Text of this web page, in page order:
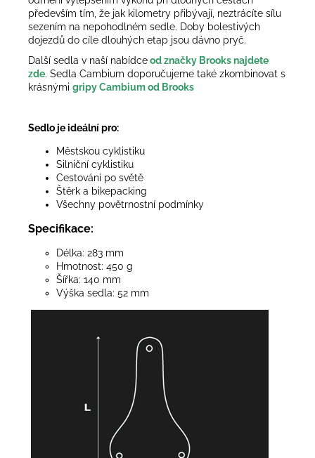
především tím, že jak kilometry přibývají, neztrácíte sílu
sezením na nepohodlném sedle. Doby bolestivých
dojezdů do cíle dlouhých etap jsou dávno pryč.
Další sedla v naší nabídceod značky Brooks najdete
zde. Sedla Cambium doporučujeme také zkombinovat s
krásnými gripy Cambium od Brooks
Sedlo je ideální pro:
Městskou cyklistiku
Silniční cyklistiku
Cestování po světě
Štěrk a bikepacking
Všechny povětrnostní podmínky
Specifikace:
Délka: 283 mm
Hmotnost: 450 g
Šířka: 140 mm
Výška sedla: 52 mm